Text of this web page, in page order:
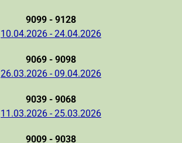
9099 - 9128
10.04.2026 - 24.04.2026
9069 - 9098
26.03.2026 - 09.04.2026
9039 - 9068
11.03.2026 - 25.03.2026
9009 - 9038